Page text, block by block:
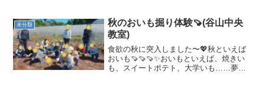
つま芋🍠・里芋・インゲン等、を入れて
蒸しました。たまごが、蒸...
未分類
秋のおいも掘り体験🍠(谷山中央
教室)
食欲の秋に突入しました〜💖秋といえば
おいも🍠🍠🍠✨おいもといえば、焼きい
も、スイートポテト、大学いも……夢が